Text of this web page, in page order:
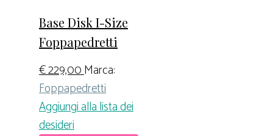
Base Disk I-Size
Foppapedretti
€229,00Marca:
Foppapedretti
Aggiungi alla lista dei
desideri